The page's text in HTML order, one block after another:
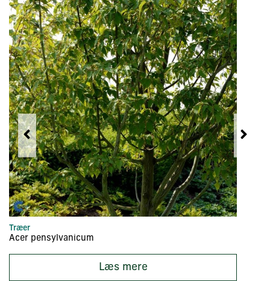
Træer
Acer pensylvanicum
Læs mere